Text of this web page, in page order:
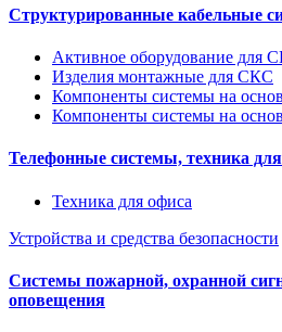
Структурированные кабельные
Активное оборудование для
Изделия монтажные для СКС
Компоненты системы на
Компоненты системы на
Телефонные системы, техника
Техника для офиса
Устройства и средства безопасности
Системы пожарной, охранной
оповещения